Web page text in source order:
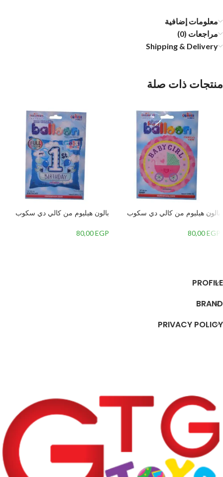
معلومات إضافية
مراجعات (0)
Shipping & Delivery
منتجات ذات صلة
بالون هيليوم من كالي دي سكوب
عربة بيبي،بينك
80,00EGP
بالون هيليوم من كالي دي سكوب
اولي لولد،لبني
80,00EGP
PROFILE
BRAND
PRIVACY POLICY